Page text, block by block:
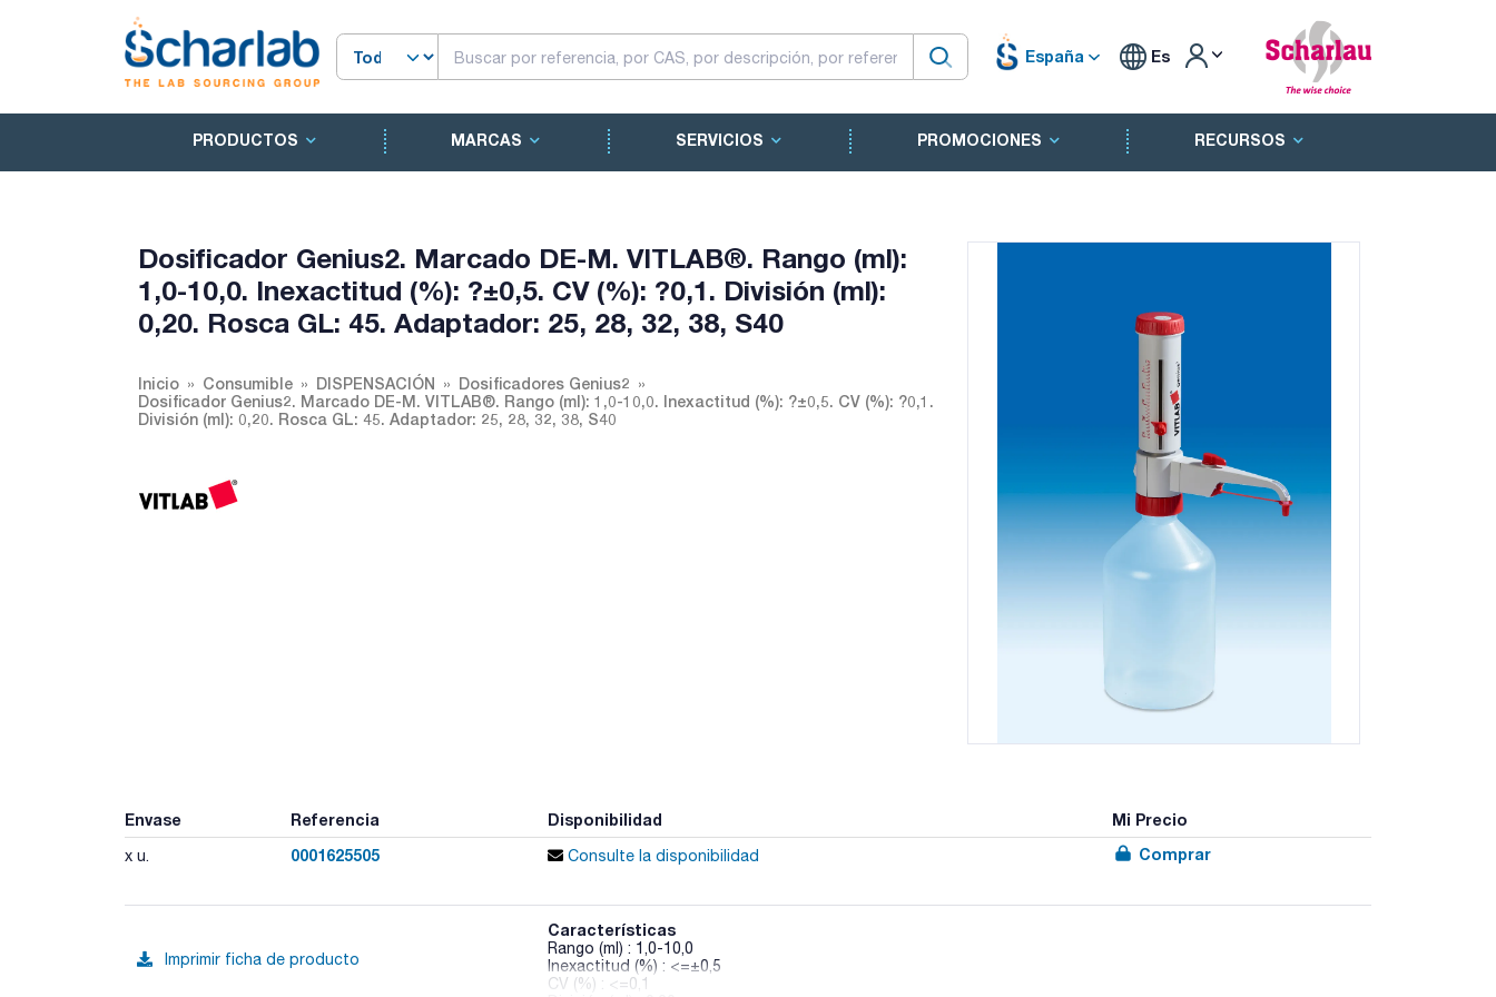
España Es
PRODUCTOS MARCAS SERVICIOS PROMOCIONES RECURSOS
Dosificador Genius2. Marcado DE-M. VITLAB®. Rango (ml):
1,0-10,0. Inexactitud (%): ?±0,5. CV (%): ?0,1. División (ml):
0,20. Rosca GL: 45. Adaptador: 25, 28, 32, 38, S40
Inicio Consumible DISPENSACIÓN
Dosificadores Genius2
Dosificador Genius2. Marcado DE-M. VITLAB®. Rango (ml): 1,0-10,0. Inexactitud (%): ?±0,5. CV (%): ?0,1.
División (ml): 0,20. Rosca GL: 45. Adaptador: 25, 28, 32, 38, S40
Envase Referencia Disponibilidad Mi Precio
x u. 0001625505 Consulte la disponibilidad Comprar
Imprimir ficha de producto
Características
Rango (ml) : 1,0-10,0
Inexactitud (%) : <=±0,5
CV (%) : <=0,1